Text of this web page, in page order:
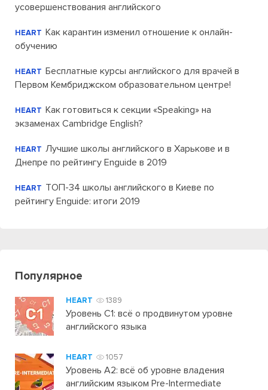
усовершенствования английского
HEART Как карантин изменил отношение к онлайн-
обучению
HEART Бесплатные курсы английского для врачей в
Первом Кембриджском образовательном центре!
HEART Как готовиться к секции «Speaking» на
экзаменах Cambridge English?
HEART Лучшие школы английского в Харькове и в
Днепре по рейтингу Enguide в 2019
HEART ТОП-34 школы английского в Киеве по
рейтингу Enguide: итоги 2019
Популярное
HEART 1389
Уровень C1: всё о продвинутом уровне
английского языка
HEART 1057
Уровень А2: всё об уровне владения
английским языком Pre-Intermediate